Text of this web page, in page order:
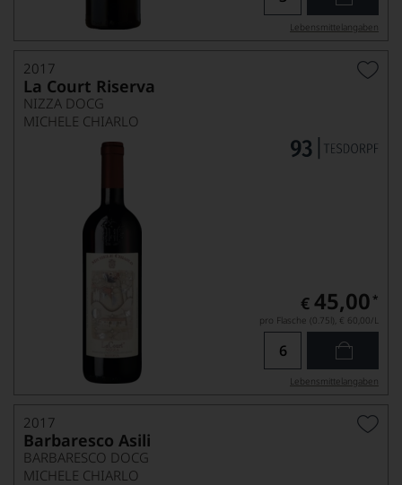
Lebensmittel­angaben
2017
La Court Riserva
NIZZA DOCG
MICHELE CHIARLO
€ 45,00 *
pro Flasche (0.75l), € 60,00/L
Lebensmittel­angaben
2017
Barbaresco Asili
BARBARESCO DOCG
MICHELE CHIARLO